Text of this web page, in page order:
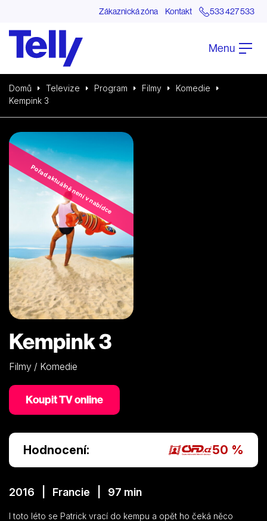
Zákaznická zóna Kontakt 533 427 533
Menu
Domů Televize Program Filmy
Komedie
Kempink 3
Pořad aktuálně není v nabídce
Kempink 3
Filmy / Komedie
Koupit TV online
Hodnocení: 50 %
2016 | Francie | 97 min
I toto léto se Patrick vrací do kempu a opět ho čeká něco